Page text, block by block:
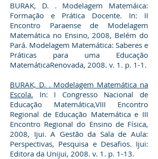
BURAK, D. . Modelagem Matemáica:
Formação e Prática Docente. In: II
Encontro Paraense de Modelagem
Matemática no Ensino, 2008, Belém do
Pará. Modelagem Matemática: Saberes e
Práticas para uma Educação
MatemáticaRenovada, 2008. v. 1. p. 1-1.
BURAK, D. . Modelagem Matemática na
Escola. In: I Congresso Nacional de
Educação Matemática,VIII Encontro
Regional de Educação Matemática e III
Encontro Regional do Ensino de Física,
2008, Ijui. A Gestão da Sala de Aula:
Perspectivas, Pesquisa e Desafios. Ijui:
Editora da Unijui, 2008. v. 1. p. 1-13.